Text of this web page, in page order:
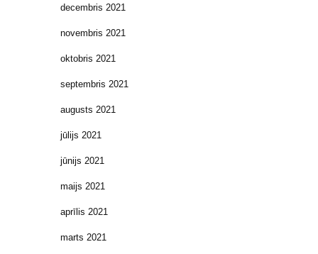
decembris 2021
novembris 2021
oktobris 2021
septembris 2021
augusts 2021
jūlijs 2021
jūnijs 2021
maijs 2021
aprīlis 2021
marts 2021